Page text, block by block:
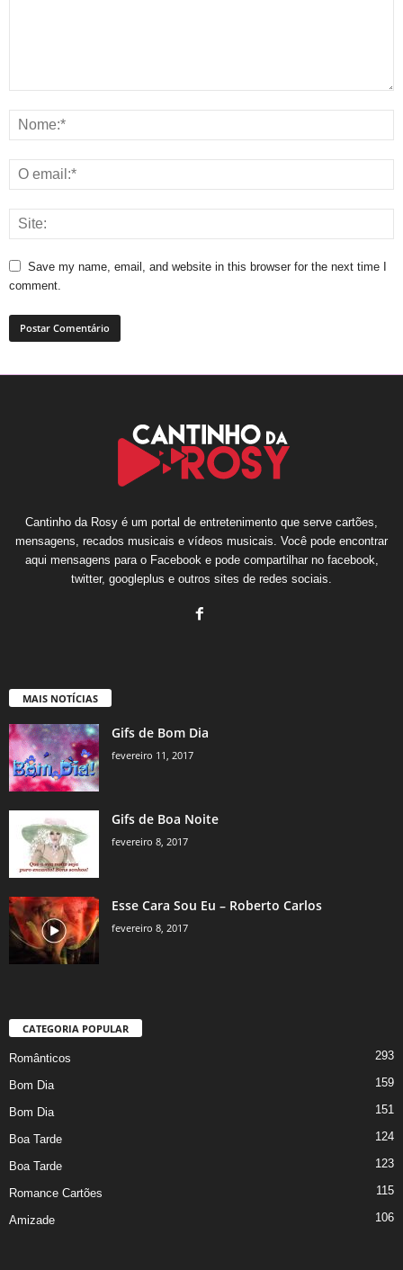
Save my name, email, and website in this browser for the next time I
comment.
Cantinho da Rosy é um portal de entretenimento que serve cartões,
mensagens, recados musicais e vídeos musicais. Você pode encontrar
aqui mensagens para o Facebook e pode compartilhar no facebook,
twitter, googleplus e outros sites de redes sociais.
MAIS NOTÍCIAS
Gifs de Bom Dia
fevereiro 11, 2017
Gifs de Boa Noite
fevereiro 8, 2017
Esse Cara Sou Eu – Roberto Carlos
fevereiro 8, 2017
CATEGORIA POPULAR
Românticos 293
Bom Dia 159
Bom Dia 151
Boa Tarde 124
Boa Tarde 123
Romance Cartões 115
Amizade 106